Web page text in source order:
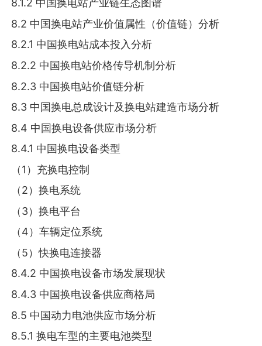
8.1.2 中国换电站产业链生态图谱
8.2 中国换电站产业价值属性（价值链）分析
8.2.1 中国换电站成本投入分析
8.2.2 中国换电站价格传导机制分析
8.2.3 中国换电站价值链分析
8.3 中国换电总成设计及换电站建造市场分析
8.4 中国换电设备供应市场分析
8.4.1 中国换电设备类型
（1）充换电控制
（2）换电系统
（3）换电平台
（4）车辆定位系统
（5）快换电连接器
8.4.2 中国换电设备市场发展现状
8.4.3 中国换电设备供应商格局
8.5 中国动力电池供应市场分析
8.5.1 换电车型的主要电池类型